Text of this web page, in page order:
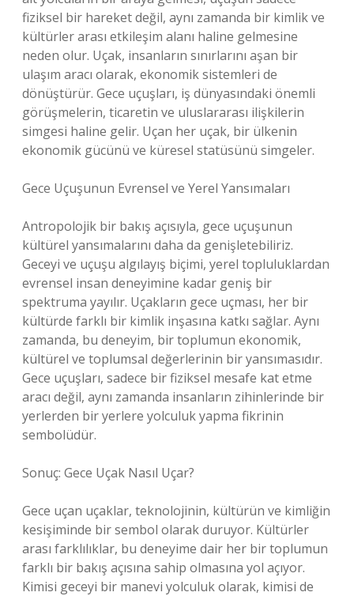
fiziksel bir hareket değil, aynı zamanda bir kimlik ve
kültürler arası etkileşim alanı haline gelmesine
neden olur. Uçak, insanların sınırlarını aşan bir
ulaşım aracı olarak, ekonomik sistemleri de
dönüştürür. Gece uçuşları, iş dünyasındaki önemli
görüşmelerin, ticaretin ve uluslararası ilişkilerin
simgesi haline gelir. Uçan her uçak, bir ülkenin
ekonomik gücünü ve küresel statüsünü simgeler.
Gece Uçuşunun Evrensel ve Yerel Yansımaları
Antropolojik bir bakış açısıyla, gece uçuşunun
kültürel yansımalarını daha da genişletebiliriz.
Geceyi ve uçuşu algılayış biçimi, yerel topluluklardan
evrensel insan deneyimine kadar geniş bir
spektruma yayılır. Uçakların gece uçması, her bir
kültürde farklı bir kimlik inşasına katkı sağlar. Aynı
zamanda, bu deneyim, bir toplumun ekonomik,
kültürel ve toplumsal değerlerinin bir yansımasıdır.
Gece uçuşları, sadece bir fiziksel mesafe kat etme
aracı değil, aynı zamanda insanların zihinlerinde bir
yerlerden bir yerlere yolculuk yapma fikrinin
sembolüdür.
Sonuç: Gece Uçak Nasıl Uçar?
Gece uçan uçaklar, teknolojinin, kültürün ve kimliğin
kesişiminde bir sembol olarak duruyor. Kültürler
arası farklılıklar, bu deneyime dair her bir toplumun
farklı bir bakış açısına sahip olmasına yol açıyor.
Kimisi geceyi bir manevi yolculuk olarak, kimisi de